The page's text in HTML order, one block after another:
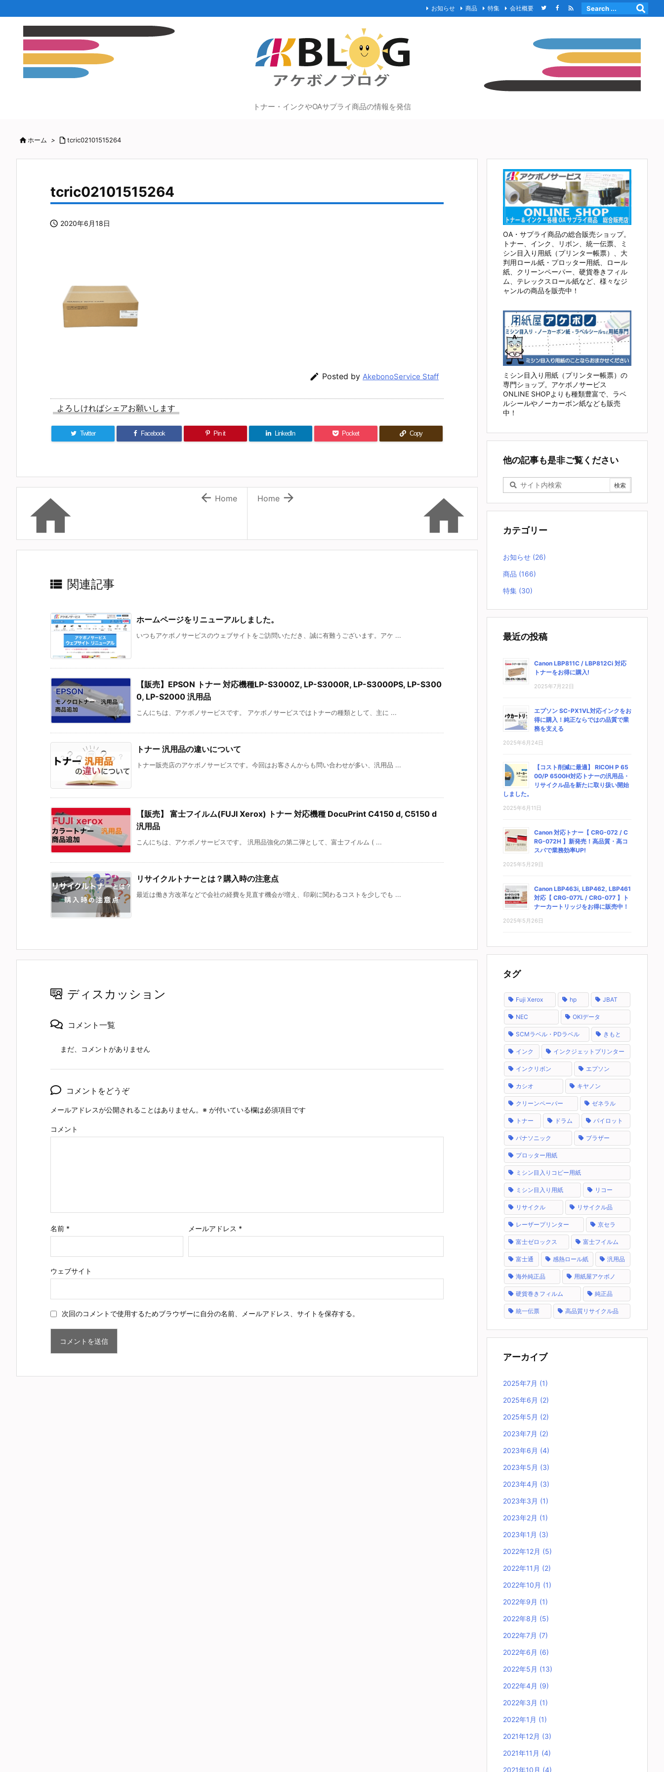
お知らせ 商品 特集 会社概要 
トナー・インクやOAサプライ商品の情報を発信
ホーム >  tcric02101515264
tcric02101515264
 2020年6月18日
 Posted by AkebonoService Staff
よろしければシェアお願いします
Twitter Facebook Pin it LinkedIn Pocket Copy


Home
  Home
 関連記事
ホームページをリニューアルしました。
いつもアケボノサービスのウェブサイトをご訪問いただき、誠に有難うございます。アケ ...
【販売】EPSON トナー 対応機種LP-S3000Z, LP-S3000R, LP-S3000PS, LP-S300
0, LP-S2000 汎用品
こんにちは、アケボノサービスです。 アケボノサービスではトナーの種類として、主に ...
トナー 汎用品の違いについて
トナー販売店のアケボノサービスです。今回はお客さんからも問い合わせが多い、汎用品 ...
【販売】 富士フイルム(FUJI Xerox) トナー 対応機種 DocuPrint C4150 d, C5150 d
汎用品
こんにちは、アケボノサービスです。 汎用品強化の第二弾として、富士フイルム ( ...
リサイクルトナーとは？購入時の注意点
最近は働き方改革などで会社の経費を見直す機会が増え、印刷に関わるコストを少しでも ...
ディスカッション
コメント一覧
まだ、コメントがありません
コメントをどうぞ
メールアドレスが公開されることはありません。 ※ が付いている欄は必須項目です
コメント
名前 * メールアドレス *
ウェブサイト
次回のコメントで使用するためブラウザーに自分の名前、メールアドレス、サイトを保存する。
OA・サプライ商品の総合販売ショップ。
トナー、インク、リボン、統一伝票、ミ
シン目入り用紙（プリンター帳票）、大
判用ロール紙・プロッター用紙、ロール
紙、クリーンペーパー、硬貨巻きフィル
ム、テレックスロール紙など、様々なジ
ャンルの商品を販売中！
ミシン目入り用紙（プリンター帳票）の
専門ショップ。アケボノサービス
ONLINE SHOPよりも種類豊富で、ラベ
ルシールやノーカーボン紙なども販売
中！
他の記事も是非ご覧ください
カテゴリー
お知らせ (26)
商品 (166)
特集 (30)
最近の投稿
Canon LBP811C / LBP812Ci 対応
トナーをお得に購入!
2025年7月22日
エプソン SC-PX1VL対応インクをお
得に購入！純正ならではの品質で業
務を支える
2025年6月24日
【コスト削減に最適】 RICOH P 65
00/P 6500H対応トナーの汎用品・
リサイクル品を新たに取り扱い開始
しました。
2025年6月11日
Canon 対応トナー【 CRG-072 / C
RG-072H 】新発売！高品質・高コ
スパで業務効率UP!
2025年5月29日
Canon LBP463i, LBP462, LBP461
対応【 CRG-077L / CRG-077 】ト
ナーカートリッジをお得に販売中！
2025年5月26日
タグ
Fuji Xerox hp JBAT
NEC OKIデータ
SCMラベル・PDラベル きもと
インク インクジェットプリンター
インクリボン エプソン
カシオ キヤノン
クリーンペーパー ゼネラル
トナー ドラム パイロット
パナソニック ブラザー
プロッター用紙
ミシン目入りコピー用紙
ミシン目入り用紙 リコー
リサイクル リサイクル品
レーザープリンター 京セラ
富士ゼロックス 富士フイルム
富士通 感熱ロール紙 汎用品
海外純正品 用紙屋アケボノ
硬貨巻きフィルム 純正品
統一伝票 高品質リサイクル品
アーカイブ
2025年7月 (1)
2025年6月 (2)
2025年5月 (2)
2023年7月 (2)
2023年6月 (4)
2023年5月 (3)
2023年4月 (3)
2023年3月 (1)
2023年2月 (1)
2023年1月 (3)
2022年12月 (5)
2022年11月 (2)
2022年10月 (1)
2022年9月 (1)
2022年8月 (5)
2022年7月 (7)
2022年6月 (6)
2022年5月 (13)
2022年4月 (9)
2022年3月 (1)
2022年1月 (1)
2021年12月 (3)
2021年11月 (4)
2021年10月 (4)